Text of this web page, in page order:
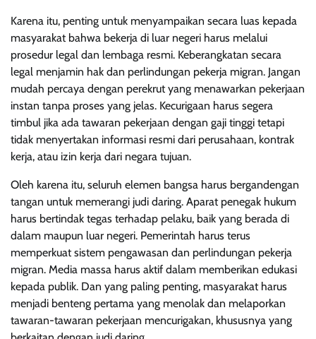
Karena itu, penting untuk menyampaikan secara luas kepada
masyarakat bahwa bekerja di luar negeri harus melalui
prosedur legal dan lembaga resmi. Keberangkatan secara
legal menjamin hak dan perlindungan pekerja migran. Jangan
mudah percaya dengan perekrut yang menawarkan pekerjaan
instan tanpa proses yang jelas. Kecurigaan harus segera
timbul jika ada tawaran pekerjaan dengan gaji tinggi tetapi
tidak menyertakan informasi resmi dari perusahaan, kontrak
kerja, atau izin kerja dari negara tujuan.
Oleh karena itu, seluruh elemen bangsa harus bergandengan
tangan untuk memerangi judi daring. Aparat penegak hukum
harus bertindak tegas terhadap pelaku, baik yang berada di
dalam maupun luar negeri. Pemerintah harus terus
memperkuat sistem pengawasan dan perlindungan pekerja
migran. Media massa harus aktif dalam memberikan edukasi
kepada publik. Dan yang paling penting, masyarakat harus
menjadi benteng pertama yang menolak dan melaporkan
tawaran-tawaran pekerjaan mencurigakan, khususnya yang